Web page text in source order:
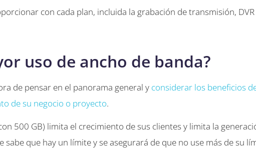
con cada plan, incluida la grabación de transmisión,
uso de ancho de banda?
de pensar en el panorama general y considerar los beneficios
de su negocio o proyecto.
500 GB) limita el crecimiento de sus clientes y limita la
que hay un límite y se asegurará de que no use más de su